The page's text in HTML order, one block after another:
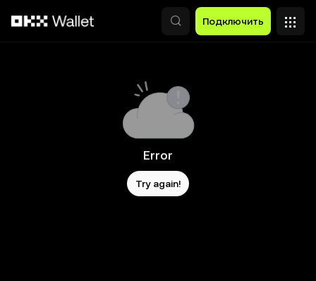
Подключить
Error
Try again!